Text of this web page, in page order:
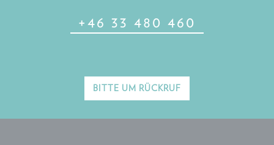
+46 33 480 460
BITTE UM RÜCKRUF